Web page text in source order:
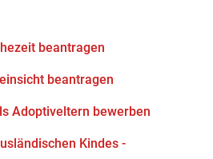
beantragen
beantragen
Adoptiveltern bewerben
Kindes -